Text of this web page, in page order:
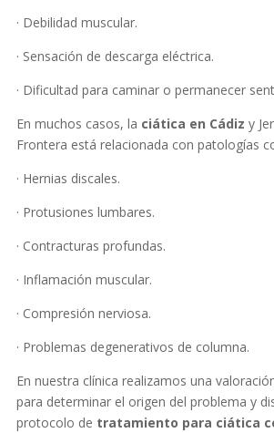
· Debilidad muscular.
· Sensación de descarga eléctrica.
· Dificultad para caminar o permanecer
En muchos casos, la ciática en Cádiz y
Frontera está relacionada con patologías
· Hernias discales.
· Protusiones lumbares.
· Contracturas profundas.
· Inflamación muscular.
· Compresión nerviosa.
· Problemas degenerativos de columna.
En nuestra clínica realizamos una
para determinar el origen del problema y
protocolo de tratamiento para ciática